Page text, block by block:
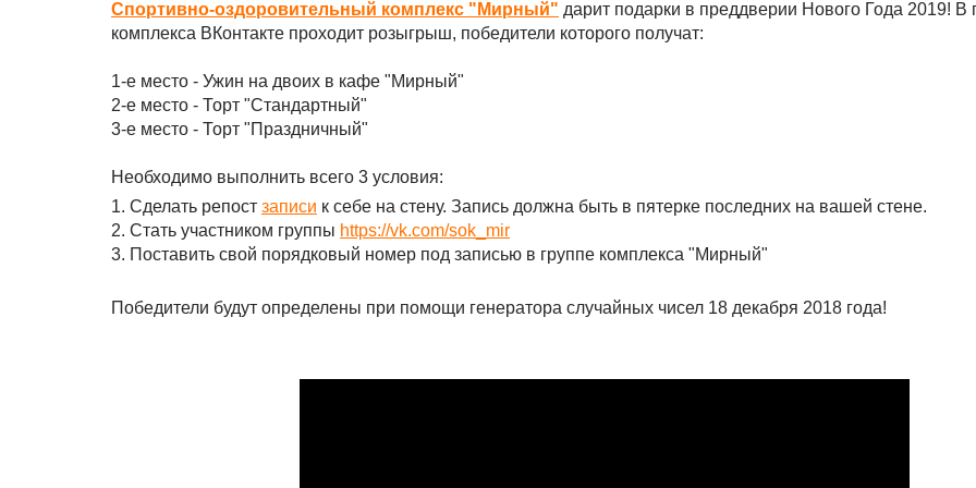
Спортивно-оздоровительный комплекс "Мирный" дарит подарки в преддверии Нового Года 2019! В
комплекса ВКонтакте проходит розыгрыш, победители которого получат:
1-е место - Ужин на двоих в кафе "Мирный"
2-е место - Торт "Стандартный"
3-е место - Торт "Праздничный"
Необходимо выполнить всего 3 условия:
1. Сделать репост записи к себе на стену. Запись должна быть в пятерке последних на вашей стене.
2. Стать участником группы https://vk.com/sok_mir
3. Поставить свой порядковый номер под записью в группе комплекса "Мирный"
Победители будут определены при помощи генератора случайных чисел 18 декабря 2018 года!